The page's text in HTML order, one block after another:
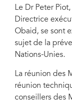
Le Dr Peter
Directrice
Obaid, se sont
sujet de la
Nations-Unies.
La réunion des
réunion
conseillers des